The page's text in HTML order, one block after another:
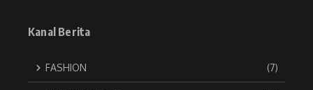
Kanal Berita
FASHION (7)